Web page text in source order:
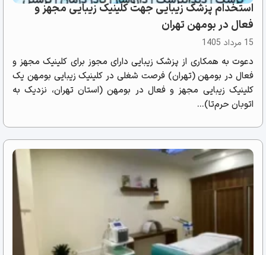
استخدام پزشک زیبایی جهت کلینیک زیبایی مجهز و
فعال در بومهن تهران
15 مرداد 1405
دعوت به همکاری از پزشک زیبایی دارای مجوز برای کلینیک مجهز و
فعال در بومهن (تهران) فرصت شغلی در کلینیک زیبایی بومهن یک
کلینیک زیبایی مجهز و فعال در بومهن (استان تهران، نزدیک به
اتوبان حرم‌تا)...